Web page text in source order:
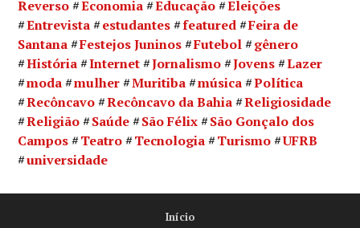
Reverso
Economia Educação
Eleições
Entrevista
estudantes featured
Feira de
Santana
Festejos Juninos Futebol
gênero
História
Internet Jornalismo Jovens
Lazer
moda
mulher Muritiba música
Política
Recôncavo
Recôncavo da Bahia
Religiosidade
Religião
Saúde São Félix
São Gonçalo dos
Campos
Teatro Tecnologia Turismo
UFRB
universidade
Início